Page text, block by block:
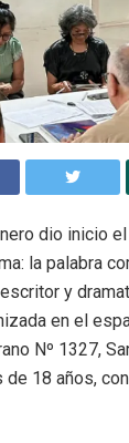
dio inicio
la palabra
y
en el
Nº 1327,
de 18 años,